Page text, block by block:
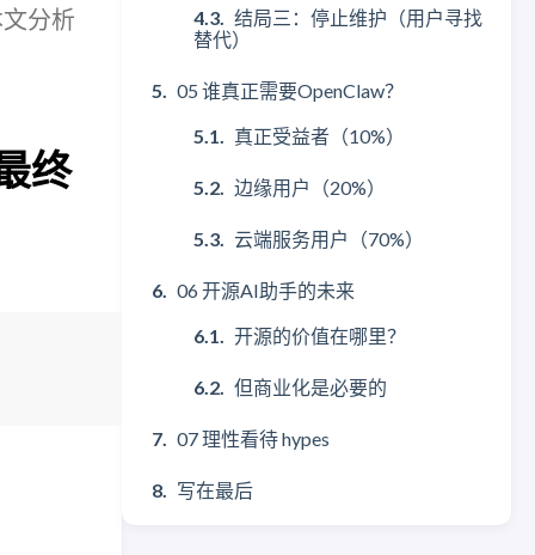
结局三：停止维护（用户寻找
替代）
05 谁真正需要OpenClaw？
真正受益者（10%）
边缘用户（20%）
云端服务用户（70%）
06 开源AI助手的未来
开源的价值在哪里？
但商业化是必要的
07 理性看待 hypes
写在最后
分析
终